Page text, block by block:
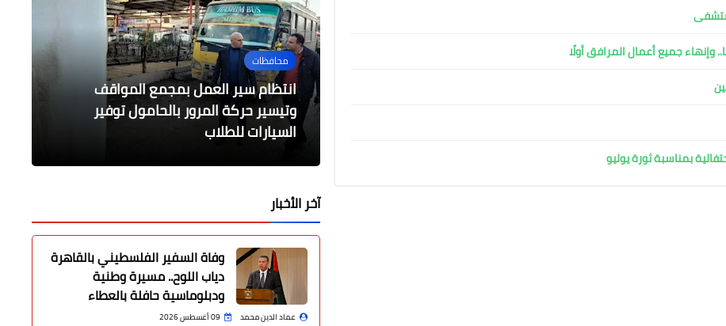
جميع أعمال المرافق أولًا
بمناسبة ثورة يوليو
محافظات
انتظام سير العمل بمجمع المواقف
وتيسير حركة المرور بالحامول توفير
السيارات للطلاب
محافظات
نشر 1429 بحثا علميا وزيادة التعاون
الدولى فى الأبحاث إلى 63%
أخبار مصر
وزارة التضامن في أسبوع.. تقرير يرصد
أنشطة وزارة التضامن الاجتماعي في
الأسبوع
أخبار مصر
طارق الملا: ٣٠ مليار جنيه استثمارات
لتطوير شركات بترول القطاع العام في
موازنة ٢٠٢٢-٢٠٢٣
الرأى
كافيهات الانترنت وتدمير الاجيال
آخر الأخبار
وفاة السفير الفلسطيني بالقاهرة
دياب اللوح.. مسيرة وطنية
ودبلوماسية حافلة بالعطاء
عماد الدين محمد 09 أغسطس 2026